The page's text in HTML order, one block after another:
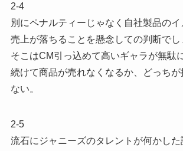
2-4
別にペナルティーじゃなく自社製品の
売上が落ちることを懸念しての判断でし
そこはCM引っ込めて高いギャラが無駄
続けて商品が売れなくなるか、どっち
ない。
2-5
流石にジャニーズのタレントが何かし